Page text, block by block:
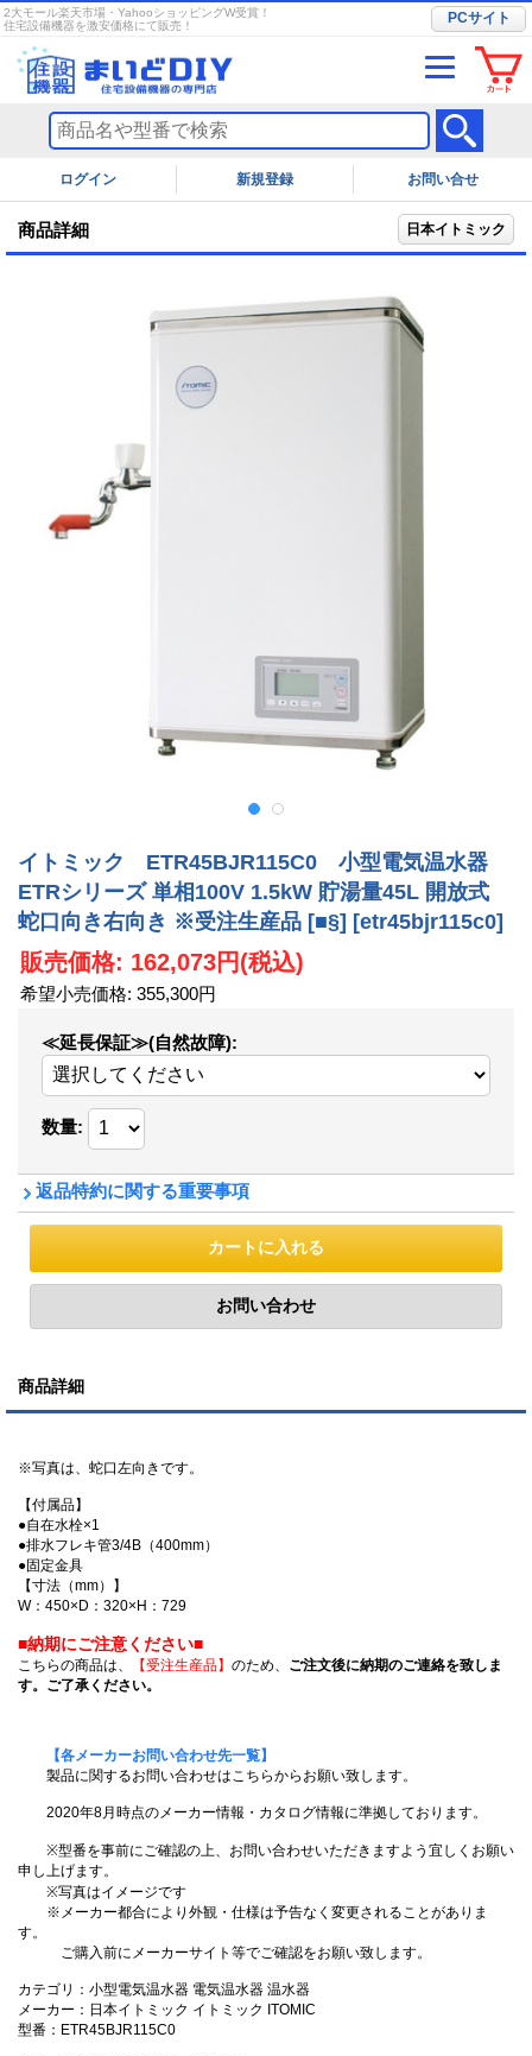
2大モール楽天市場・YahooショッピングW受賞！
住宅設備機器を激安価格にて販売！
PCサイト
ログイン お問い合せ
商品詳細 日本イトミック
イトミック ETR45BJR115C0 小型電気温水器
ETRシリーズ 単相100V 1.5kW 貯湯量45L 開放式
蛇口向き右向き ※受注生産品 [■§] [etr45bjr115c0]
販売価格: 162,073円(税込)
希望小売価格: 355,300円
≪延長保証≫(自然故障):
数量:
返品特約に関する重要事項
商品詳細
※写真は、蛇口左向きです。
【付属品】
●自在水栓×1
●排水フレキ管3/4B（400mm）
●固定金具
【寸法（mm）】
W：450×D：320×H：729
■納期にご注意ください■
こちらの商品は、 【受注生産品】 のため、 ご注文後に納期のご連絡を致しま
す。ご了承ください。
【各メーカーお問い合わせ先一覧】
製品に関するお問い合わせはこちらからお願い致します。
2020年8月時点のメーカー情報・カタログ情報に準拠しております。
※型番を事前にご確認の上、お問い合わせいただきますよう宜しくお願い
申し上げます。
※写真はイメージです
※メーカー都合により外観・仕様は予告なく変更されることがありま
す。
ご購入前にメーカーサイト等でご確認をお願い致します。
カテゴリ：小型電気温水器 電気温水器 温水器
メーカー：日本イトミック イトミック ITOMIC
型番：ETR45BJR115C0